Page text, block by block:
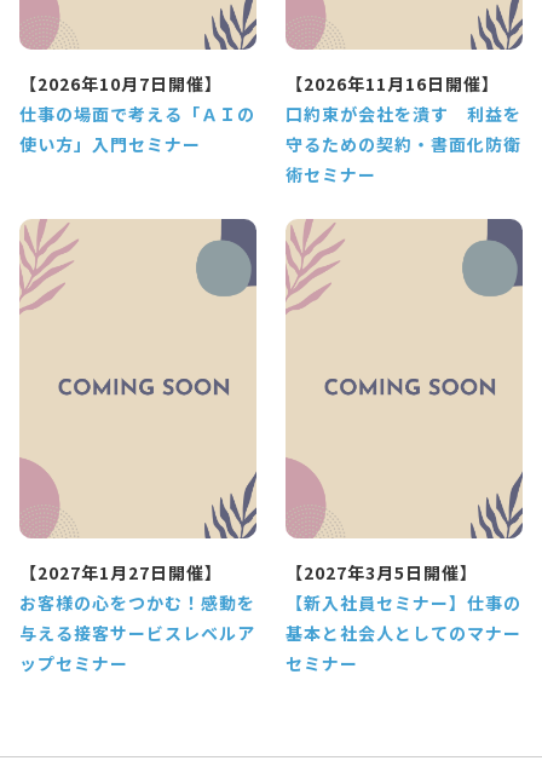
【2026年10月7日開催】
仕事の場面で考える「ＡＩの
使い方」入門セミナー
【2026年11月16日開催】
口約束が会社を潰す 利益を
守るための契約・書面化防衛
術セミナー
【2027年1月27日開催】
お客様の心をつかむ！感動を
与える接客サービスレベルア
ップセミナー
【2027年3月5日開催】
【新入社員セミナー】仕事の
基本と社会人としてのマナー
セミナー